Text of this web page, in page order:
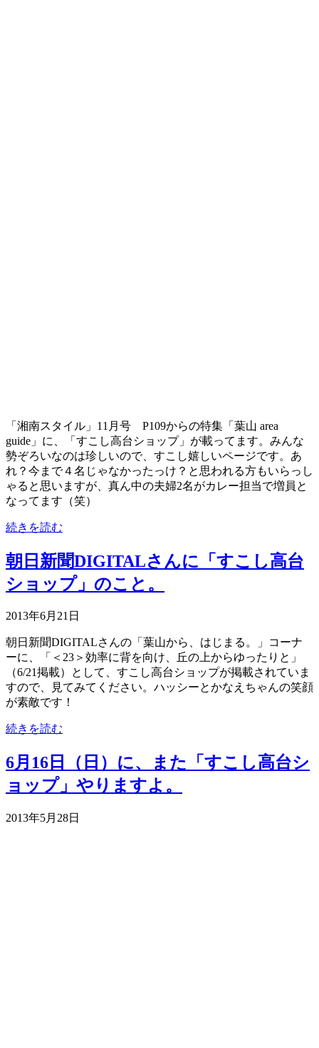
「湘南スタイル」11月号 P109からの特集「葉山 area
guide」に、「すこし高台ショップ」が載ってます。みんな
勢ぞろいなのは珍しいので、すこし嬉しいページです。あ
れ？今まで４名じゃなかったっけ？と思われる方もいらっし
ゃると思いますが、真ん中の夫婦2名がカレー担当で増員と
なってます（笑）
続きを読む
朝日新聞DIGITALさんに「すこし高台
ショップ」のこと。
2013年6月21日
朝日新聞DIGITALさんの「葉山から、はじまる。」コーナ
ーに、「＜23＞効率に背を向け、丘の上からゆったりと」
（6/21掲載）として、すこし高台ショップが掲載されていま
すので、見てみてください。ハッシーとかなえちゃんの笑顔
が素敵です！
続きを読む
6月16日（日）に、また「すこし高台シ
ョップ」やりますよ。
2013年5月28日